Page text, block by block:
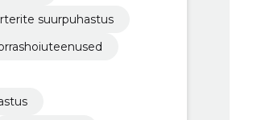
suurpuhastus